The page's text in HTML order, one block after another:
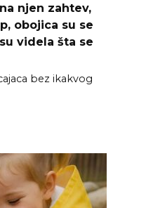
njen zahtev,
obojica su se
videla šta se
bez ikakvog